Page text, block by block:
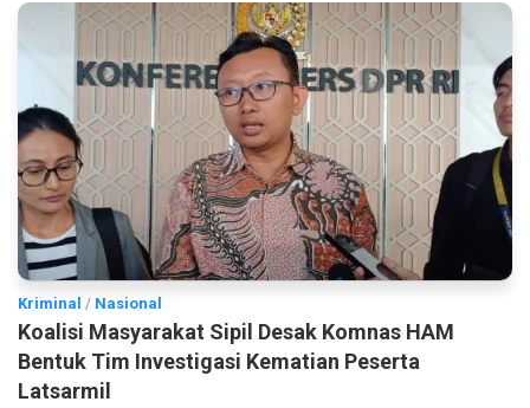
Kriminal / Nasional
Koalisi Masyarakat Sipil Desak Komnas HAM
Bentuk Tim Investigasi Kematian Peserta
Latsarmil